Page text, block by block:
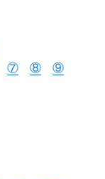
⑦ ⑧
⑨